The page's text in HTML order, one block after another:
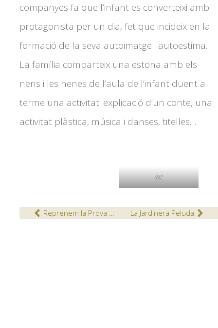
companyes fa que l’infant es converteixi amb
protagonista per un dia, fet que incideix en la
formació de la seva autoimatge i autoestima.
La família comparteix una estona amb els
nens i les nenes de l’aula de l’infant duent a
terme una activitat: explicació d’un conte, una
activitat plàstica, música i danses, titelles…
rbt
Reprenem la Prova Cangur presencial La Jardinera Peluda